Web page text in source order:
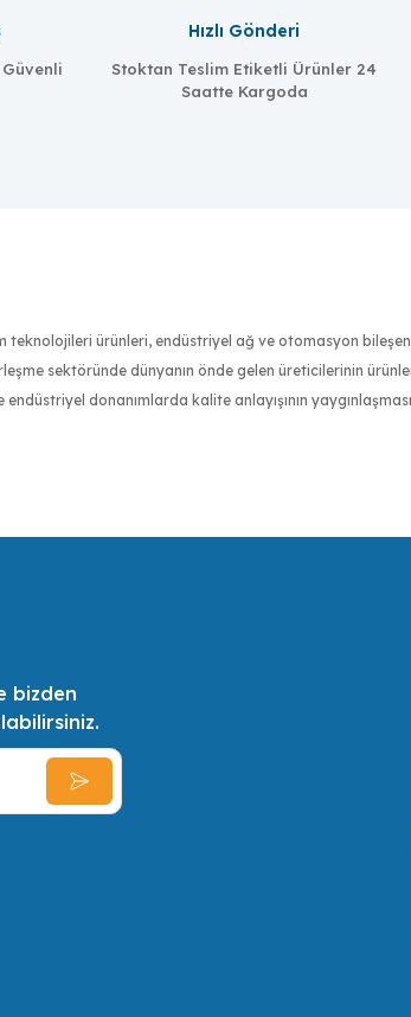
Hızlı Gönderi
Stoktan Teslim Etiketli Ürünler 24
Saatte Kargoda
teknolojileri ürünleri, endüstriyel ağ ve otomasyon
sektöründe dünyanın önde gelen üreticilerinin
donanımlarda kalite anlayışının
olan GSL, uzman sertifikalı mühendis kadrosuyla
bizden